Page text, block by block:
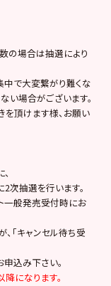
の場合は抽選により
で大変繋がり難くな
い場合がございます。
を頂けます様、お願い
次抽選を行います。
一般発売受付時にお
「キャンセル待ち受
込み下さい。
になります。